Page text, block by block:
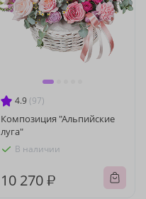
4.9 (97)
Композиция "Альпийские
луга"
В наличии
10 270 ₽